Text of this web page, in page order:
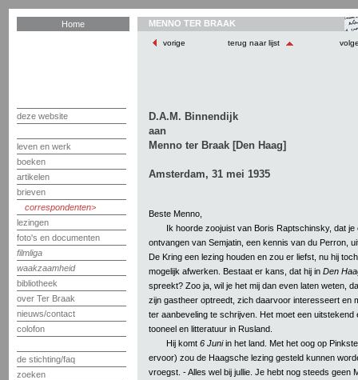
Home
deze website
leven en werk
boeken
artikelen
brieven
correspondenten
lezingen
foto's en documenten
filmliga
waakzaamheid
bibliotheek
over Ter Braak
nieuws/contact
colofon
de stichting/faq
zoeken
MENNO TER BRAAK
vorige terug naar lijst
D.A.M. Binnendijk
aan
Menno ter Braak [Den Haag]
Amsterdam, 31 mei 1935
Beste Menno,
Ik hoorde zoojuist van Boris Raptschinsky, dat je
ontvangen van Semjatin, een kennis van du Perron,
De Kring een lezing houden en zou er liefst, nu hij
mogelijk afwerken. Bestaat er kans, dat hij in Den
spreekt? Zoo ja, wil je het mij dan even laten weten,
zijn gastheer optreedt, zich daarvoor interesseert en
ter aanbeveling te schrijven. Het moet een
tooneel en litteratuur in Rusland.
Hij komt 6 Juniin het land. Met het oog op
ervoor) zou de Haagsche lezing gesteld kunnen
vroegst. - Alles wel bij jullie. Je hebt nog steeds geen